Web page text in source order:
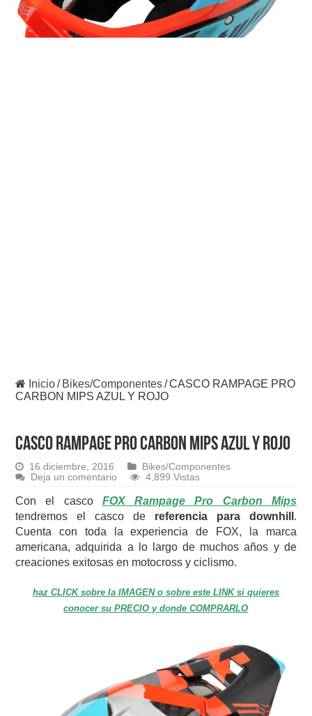
Inicio/ Bikes/Componentes/CASCO RAMPAGE PRO
CARBON MIPS AZUL Y ROJO
CASCO RAMPAGE PRO CARBON MIPS AZUL Y ROJO
16 diciembre, 2016
Bikes/Componentes
Deja un comentario
4,899 Vistas
Con el casco FOX Rampage Pro Carbon Mips
tendremos el casco de referencia para downhill .
Cuenta con toda la experiencia de FOX, la marca
americana, adquirida a lo largo de muchos años y de
creaciones exitosas en motocross y ciclismo.
haz CLICK sobre la IMAGEN o sobre este LINK si quieres
conocer su PRECIO y donde COMPRARLO